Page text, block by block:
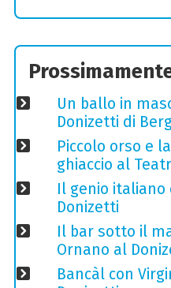
Un ballo in
Donizetti di
Piccolo orso e
ghiaccio al
Il genio italiano
Donizetti
Il bar sotto il
Ornano al
Bancàl con